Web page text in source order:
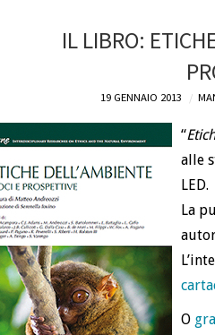
IL LIBRO:
19 GENNAIO 2013
“
alle
LED.
La
O